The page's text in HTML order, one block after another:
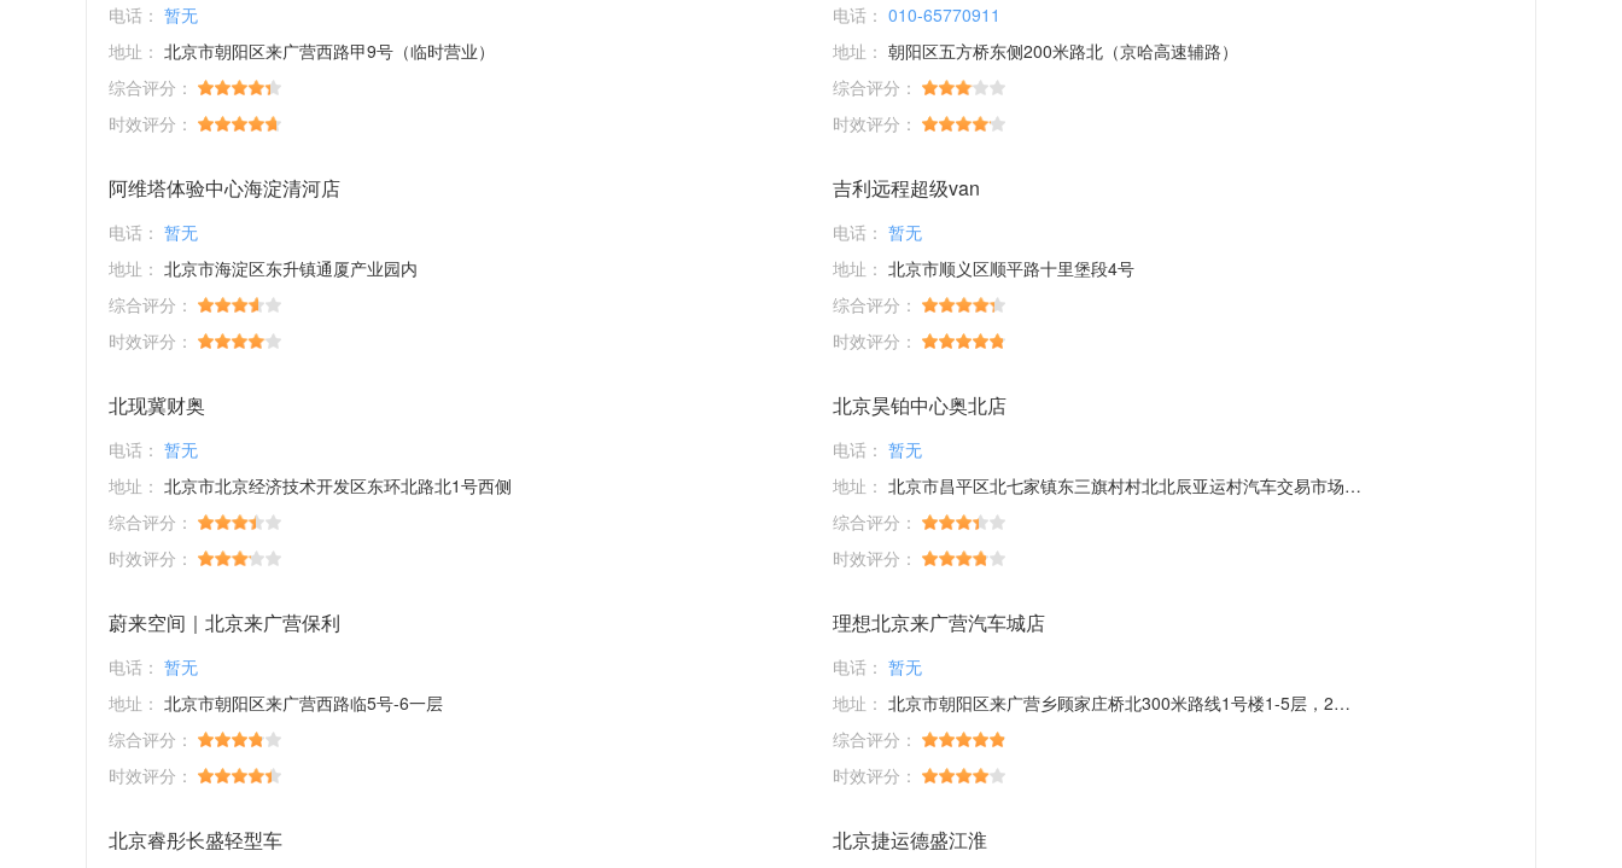
电话： 暂无
地址： 北京市朝阳区来广营西路甲9号（临时营业）
综合评分：
时效评分：
电话： 010-65770911
地址： 朝阳区五方桥东侧200米路北（京哈高速辅路）
综合评分：
时效评分：
阿维塔体验中心海淀清河店
电话： 暂无
地址： 北京市海淀区东升镇通厦产业园内
综合评分：
时效评分：
吉利远程超级van
电话： 暂无
地址： 北京市顺义区顺平路十里堡段4号
综合评分：
时效评分：
北现冀财奥
电话： 暂无
地址： 北京市北京经济技术开发区东环北路北1号西侧
综合评分：
时效评分：
北京昊铂中心奥北店
电话： 暂无
地址： 北京市昌平区北七家镇东三旗村村北北辰亚运村汽车交易市场内A五区5号
综合评分：
时效评分：
蔚来空间｜北京来广营保利
电话： 暂无
地址： 北京市朝阳区来广营西路临5号-6一层
综合评分：
时效评分：
理想北京来广营汽车城店
电话： 暂无
地址： 北京市朝阳区来广营乡顾家庄桥北300米路线1号楼1-5层，2号楼3层
综合评分：
时效评分：
北京睿彤长盛轻型车 北京捷运德盛江淮